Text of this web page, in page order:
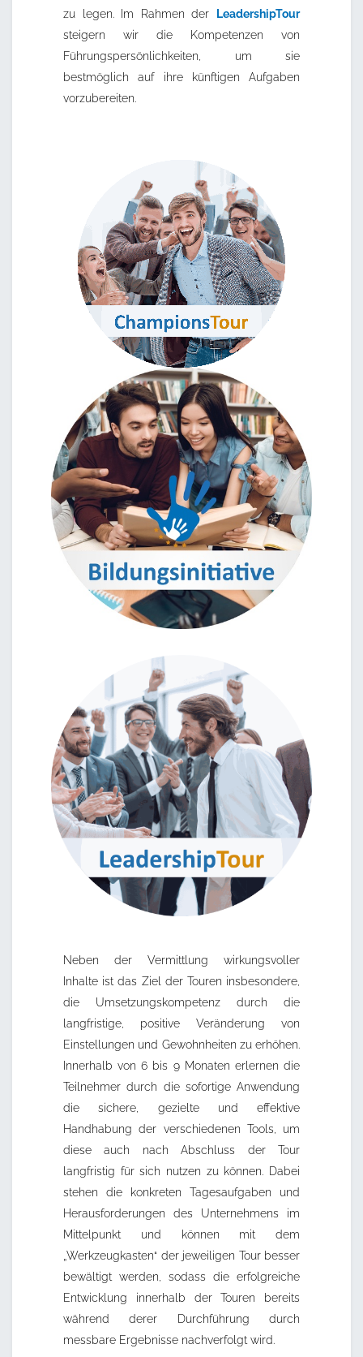
zu legen. Im Rahmen der LeadershipTour
steigern wir die Kompetenzen von
Führungspersönlichkeiten, um sie
bestmöglich auf ihre künftigen Aufgaben
vorzubereiten.
Neben der Vermittlung wirkungsvoller
Inhalte ist das Ziel der Touren insbesondere,
die Umsetzungskompetenz durch die
langfristige, positive Veränderung von
Einstellungen und Gewohnheiten zu erhöhen.
Innerhalb von 6 bis 9 Monaten erlernen die
Teilnehmer durch die sofortige Anwendung
die sichere, gezielte und effektive
Handhabung der verschiedenen Tools, um
diese auch nach Abschluss der Tour
langfristig für sich nutzen zu können. Dabei
stehen die konkreten Tagesaufgaben und
Herausforderungen des Unternehmens im
Mittelpunkt und können mit dem
„Werkzeugkasten“ der jeweiligen Tour besser
bewältigt werden, sodass die erfolgreiche
Entwicklung innerhalb der Touren bereits
während derer Durchführung durch
messbare Ergebnisse nachverfolgt wird.